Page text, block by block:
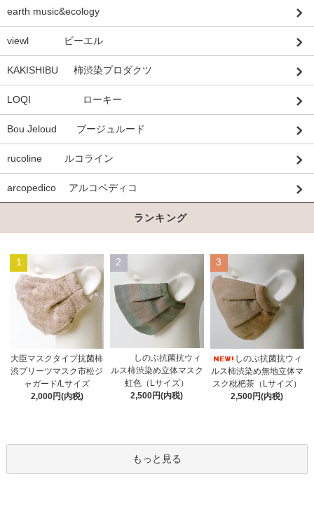
earth music&ecology
viewl ビーエル
KAKISHIBU 柿渋染プロダクツ
LOQI ローキー
Bou Jeloud ブージュルード
rucoline ルコライン
arcopedico アルコペディコ
ランキング
1
大臣マスクタイプ抗菌柿
渋プリーツマスク市松ジ
ャガード/Lサイズ
2,000円(内税)
2
しのぶ抗菌抗ウィ
ルス柿渋染め立体マスク
虹色（Lサイズ）
2,500円(内税)
3
しのぶ抗菌抗ウィ
ルス柿渋染め無地立体マ
スク枇杷茶（Lサイズ）
2,500円(内税)
もっと見る